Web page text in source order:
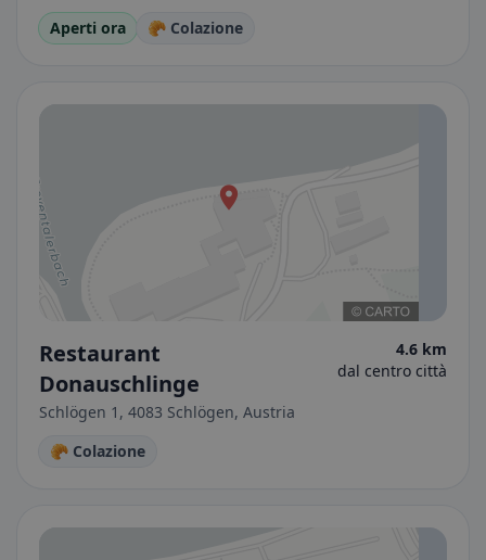
Aperti ora 🥐 Colazione
Restaurant
Donauschlinge
Schlögen 1, 4083 Schlögen, Austria
4.6 km
dal centro città
🥐 Colazione